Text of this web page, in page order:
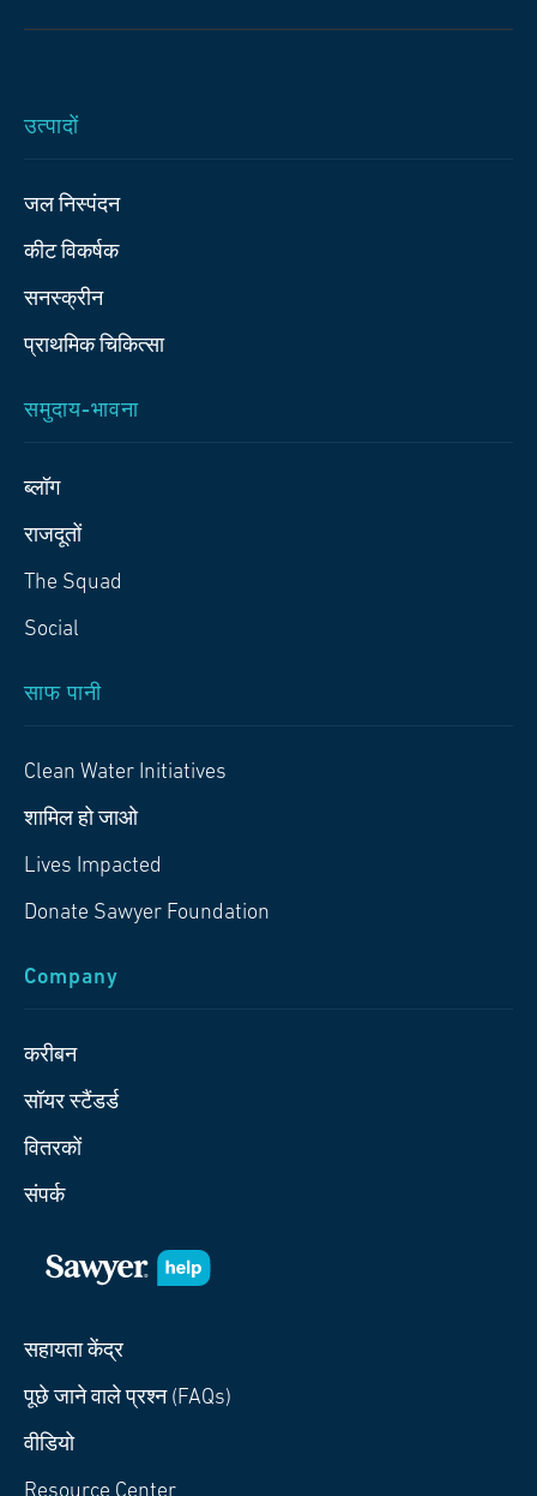
उत्पादों
जल निस्पंदन
कीट विकर्षक
सनस्क्रीन
प्राथमिक चिकित्‍सा
समुदाय-भावना
ब्लॉग
राजदूतों
The Squad
Social
साफ पानी
Clean Water Initiatives
शामिल हो जाओ
Lives Impacted
Donate Sawyer Foundation
Company
करीबन
सॉयर स्टैंडर्ड
वितरकों
संपर्क
सहायता केंद्र
पूछे जाने वाले प्रश्न (FAQs)
वीडियो